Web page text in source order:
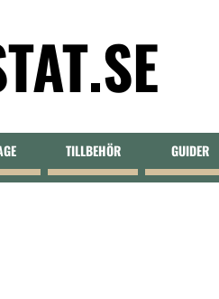
TILLBEHÖR GUIDER